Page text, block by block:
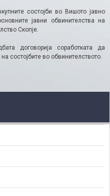
состојби во Вишото јавно
јавни обвинителства на
Скопје.
договорија соработката да
состојбите во обвинителството.​